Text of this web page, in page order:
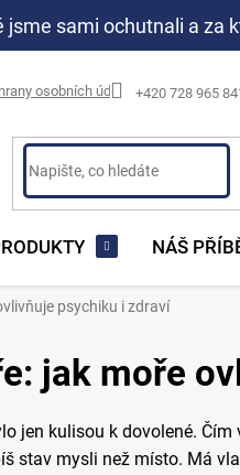
sami ochutnali a
+420 728 965
osobních údajů
NÁŠ
psychiku i zdraví
jak moře
jen kulisou k dovolené.
stav mysli než místo. Má